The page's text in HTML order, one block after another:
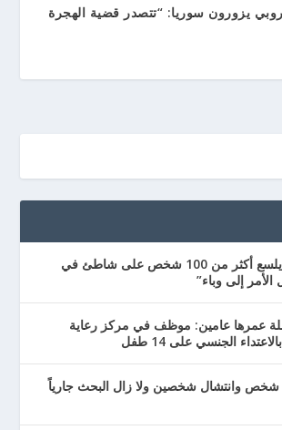
يزورون سوريا: “تتصدر قضية الهجرة
قنديل بحر ملون يلسع أكثر من 100 شخص على شاطئ في
الأمر إلى وباء”
عمرها عامين: موظف في مركز رعاية
الجنسي على 14 طفل
وانتشال شخصين ولا زال البحث جارياً